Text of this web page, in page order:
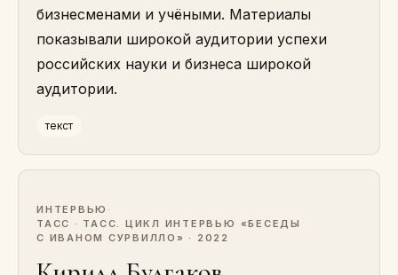
бизнесменами и учёными. Материалы
показывали широкой аудитории успехи
российских науки и бизнеса широкой
аудитории.
текст
ИНТЕРВЬЮ ·
ТАСС · ТАСС. ЦИКЛ ИНТЕРВЬЮ «БЕСЕДЫ
С ИВАНОМ СУРВИЛЛО» · 2022